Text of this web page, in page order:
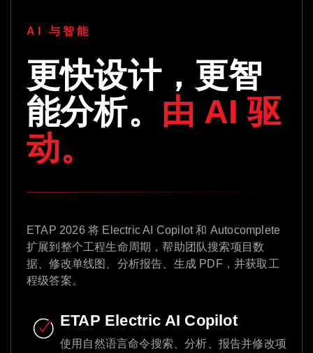
AI 与智能
更快设计，更智
能分析。 由 AI 驱
动。
ETAP 2026 将 Electric AI Copilot 和 Autocomplete
扩展到整个工程生命周期，帮助团队搜索项目数
据、修改单线图、分析报告、生成 PDF，并获取工
程级答案。
ETAP Electric AI Copilot
使用自然语言命令搜索、分析、报告并修改项